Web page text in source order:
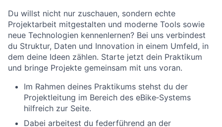
Du willst nicht nur zuschauen, sondern echte
Projektarbeit mitgestalten und moderne Tools sowie
neue Technologien kennenlernen? Bei uns verbindest
du Struktur, Daten und Innovation in einem Umfeld, in
dem deine Ideen zählen. Starte jetzt dein Praktikum
und bringe Projekte gemeinsam mit uns voran.
Im Rahmen deines Praktikums stehst du der
Projektleitung im Bereich des eBike‑Systems
hilfreich zur Seite.
Dabei arbeitest du federführend an der